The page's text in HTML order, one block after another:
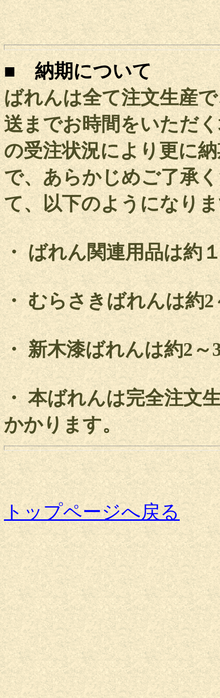
■ 納期について
ばれんは全て注文生産
送までお時間をいただ
の受注状況により更に
で、あらかじめご了承
て、以下のようになり
・ ばれん関連用品は約
・ むらさきばれんは約2
・ 新木漆ばれんは約2～
・ 本ばれんは完全注文
かかります。
トップページへ戻る